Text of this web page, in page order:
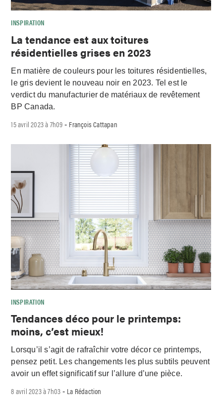
INSPIRATION
La tendance est aux toitures
résidentielles grises en 2023
En matière de couleurs pour les toitures résidentielles,
le gris devient le nouveau noir en 2023. Tel est le
verdict du manufacturier de matériaux de revêtement
BP Canada.
15 avril 2023 à 7h09 - François Cattapan
INSPIRATION
Tendances déco pour le printemps:
moins, c’est mieux!
Lorsqu’il s’agit de rafraîchir votre décor ce printemps,
pensez petit. Les changements les plus subtils peuvent
avoir un effet significatif sur l’allure d’une pièce.
8 avril 2023 à 7h03 - La Rédaction